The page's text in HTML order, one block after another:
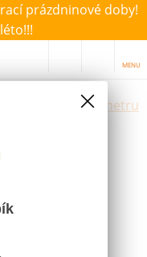
prázdninové doby!
MENU
zvoleného parametru